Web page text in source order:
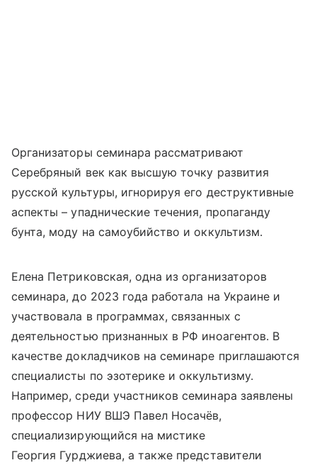
Организаторы семинара рассматривают
Серебряный век как высшую точку развития
русской культуры, игнорируя его деструктивные
аспекты – упаднические течения, пропаганду
бунта, моду на самоубийство и оккультизм.
Елена Петриковская, одна из организаторов
семинара, до 2023 года работала на Украине и
участвовала в программах, связанных с
деятельностью признанных в РФ иноагентов. В
качестве докладчиков на семинаре приглашаются
специалисты по эзотерике и оккультизму.
Например, среди участников семинара заявлены
профессор НИУ ВШЭ Павел Носачёв,
специализирующийся на мистике
Георгия Гурджиева, а также представители